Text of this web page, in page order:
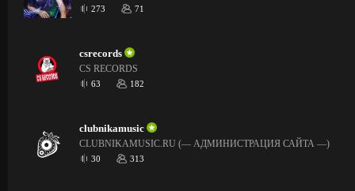
273 71
csrecords
CS RECORDS
63 182
clubnikamusic
CLUBNIKAMUSIC.RU (— АДМИНИСТРАЦИЯ САЙТА —)
30 313